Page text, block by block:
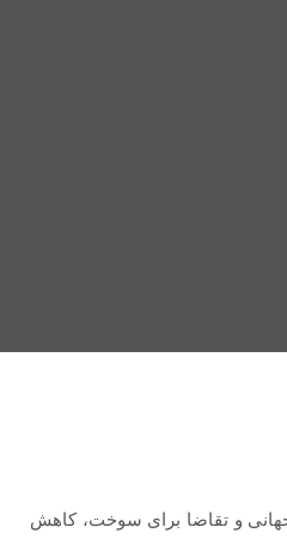
جهانی و تقاضا برای سوخت، کاهش